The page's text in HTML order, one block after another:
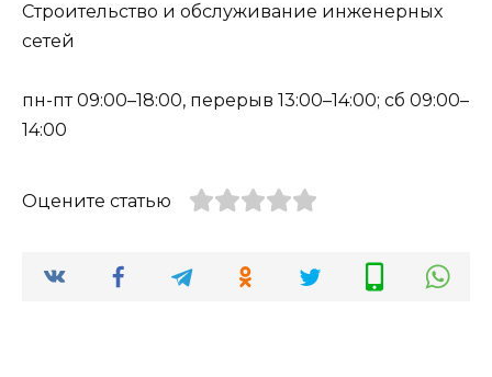
Строительство и обслуживание инженерных
сетей
пн-пт 09:00–18:00, перерыв 13:00–14:00; сб 09:00–
14:00
Оцените статью